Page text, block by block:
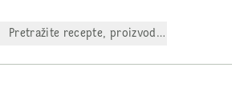
Pretražite recepte, proizvode itd.